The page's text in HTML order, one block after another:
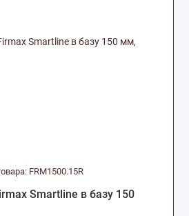
FRM1500.15R
Smartline в базу 150